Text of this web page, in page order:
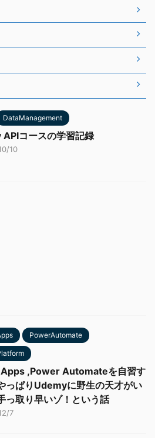
DataManagement
コースの学習記録
10
PowerAutomate
,Power Automateを自習す
っぱりUdemyに野生の天才がい
っ取り早いゾ！という話
7